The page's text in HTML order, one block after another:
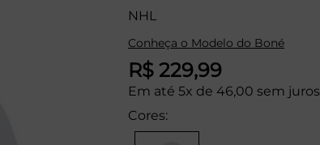
NHL
Conheça o Modelo do Boné
R$ 229,99
Em até 5x de 46,00 sem juros
Cores: